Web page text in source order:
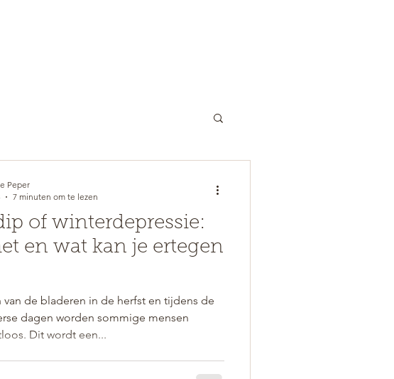
of winterdepressie:
en wat kan je ertegen
van de bladeren in de herfst en tijdens de
dagen worden sommige mensen
Dit wordt een...
Peper
7 minuten om te lezen